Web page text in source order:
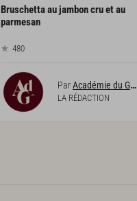
Bruschetta au jambon cru et au
parmesan
480
ParAcadémie du Goût
LA RÉDACTION